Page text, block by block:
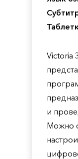
Victoria
и
Можно